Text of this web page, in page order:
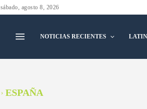
sábado, agosto 8, 2026
NOTICIAS RECIENTES
ESPAÑA